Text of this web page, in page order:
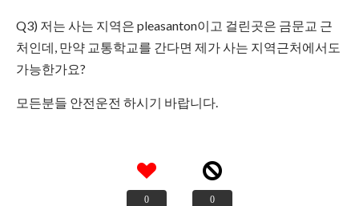
Q3) 저는 사는 지역은 pleasanton이고 걸린곳은 금문교 근
처인데, 만약 교통학교를 간다면 제가 사는 지역근처에서도
가능한가요?
모든분들 안전운전 하시기 바랍니다.
0 0